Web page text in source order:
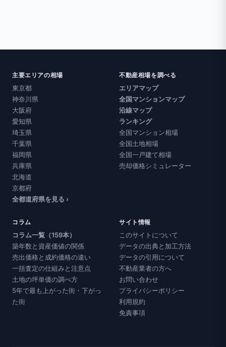
主要エリアの相場
東京都
神奈川県
大阪府
愛知県
埼玉県
千葉県
福岡県
兵庫県
北海道
京都府
全都道府県を見る ›
不動産相場を調べる
エリアマップ
全国マンションマップ
沿線マップ
ランキング
全国マンション相場
全国土地相場
全国一戸建て相場
売却価格シミュレーター
コラム
コラム一覧（159本）
築年数と資産価値の関係
売出価格と成約価格の違い
一括査定の仕組みと注意点
土地の坪単価の調べ方
5年で最も上がった街・下がっ
た街
サイト情報
このサイトについて
データの出典と加工方法
データの引用について
不動産業者の方へ
お問い合わせ
プライバシーポリシー
利用規約
免責事項